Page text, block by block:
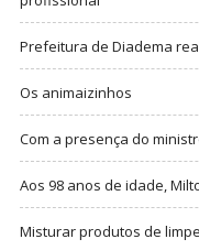
Prefeitura de Diadema
Os animaizinhos
Com a presença do
Aos 98 anos de idade,
Misturar produtos de